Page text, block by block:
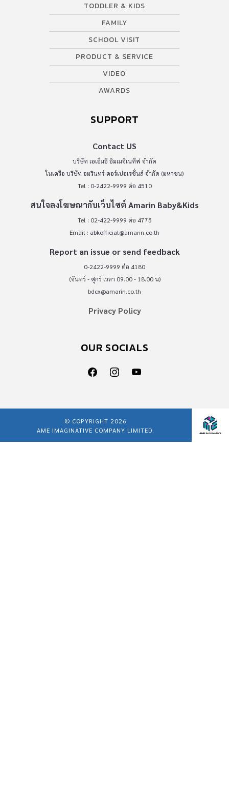
TODDLER & KIDS
FAMILY
SCHOOL VISIT
PRODUCT & SERVICE
VIDEO
AWARDS
SUPPORT
Contact US
บริษัท เอเอ็มอี อิมเมจิเนทีฟ จำกัด
ในเครือ บริษัท อมรินทร์ คอร์เปอเรชั่นส์ จำกัด (มหาชน)
Tel : 0-2422-9999 ต่อ 4510
สนใจลงโฆษณากับเว็บไซต์ Amarin Baby&Kids
Tel : 02-422-9999 ต่อ 4775
Email : abkofficial@amarin.co.th
Report an issue or send feedback
0-2422-9999 ต่อ 4180
(จันทร์ - ศุกร์ เวลา 09.00 - 18.00 น)
bdcx@amarin.co.th
Privacy Policy
OUR SOCIALS
© COPYRIGHT 2026
AME IMAGINATIVE COMPANY LIMITED.